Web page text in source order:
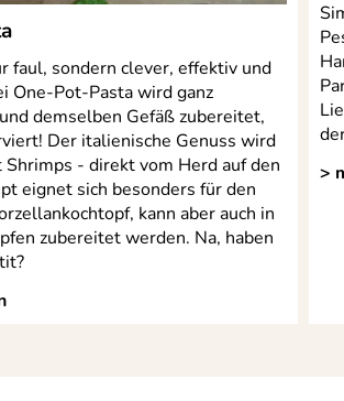
faul, sondern clever, effektiv und
One-Pot-Pasta wird ganz
demselben Gefäß zubereitet,
Der italienische Genuss wird
- direkt vom Herd auf den
eignet sich besonders für den
kann aber auch in
zubereitet werden. Na, haben
>